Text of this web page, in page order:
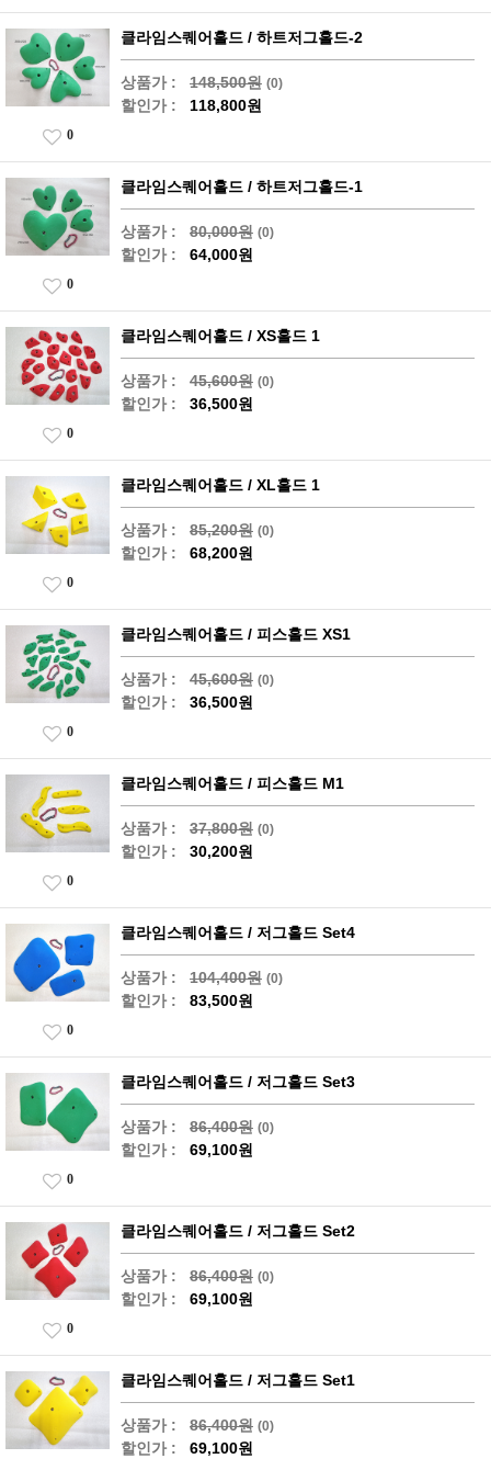
클라임스퀘어홀드 / 하트저그홀드-2
상품가 : 148,500원 (0)
할인가 : 118,800원
0
클라임스퀘어홀드 / 하트저그홀드-1
상품가 : 80,000원 (0)
할인가 : 64,000원
0
클라임스퀘어홀드 / XS홀드 1
상품가 : 45,600원 (0)
할인가 : 36,500원
0
클라임스퀘어홀드 / XL홀드 1
상품가 : 85,200원 (0)
할인가 : 68,200원
0
클라임스퀘어홀드 / 피스홀드 XS1
상품가 : 45,600원 (0)
할인가 : 36,500원
0
클라임스퀘어홀드 / 피스홀드 M1
상품가 : 37,800원 (0)
할인가 : 30,200원
0
클라임스퀘어홀드 / 저그홀드 Set4
상품가 : 104,400원 (0)
할인가 : 83,500원
0
클라임스퀘어홀드 / 저그홀드 Set3
상품가 : 86,400원 (0)
할인가 : 69,100원
0
클라임스퀘어홀드 / 저그홀드 Set2
상품가 : 86,400원 (0)
할인가 : 69,100원
0
클라임스퀘어홀드 / 저그홀드 Set1
상품가 : 86,400원 (0)
할인가 : 69,100원